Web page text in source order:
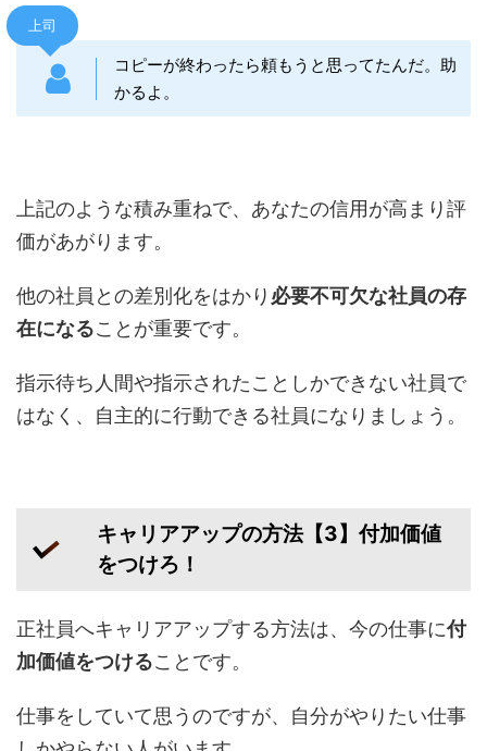
上司
コピーが終わったら頼もうと思ってたんだ。助
かるよ。
上記のような積み重ねで、あなたの信用が高まり評
価があがります。
他の社員との差別化をはかり 必要不可欠な社員の存
在になることが重要です。
指示待ち人間や指示されたことしかできない社員で
はなく、自主的に行動できる社員になりましょう。
キャリアアップの方法【3】付加価値
をつけろ！
正社員へキャリアアップする方法は、今の仕事に付
加価値をつけることです。
仕事をしていて思うのですが、自分がやりたい仕事